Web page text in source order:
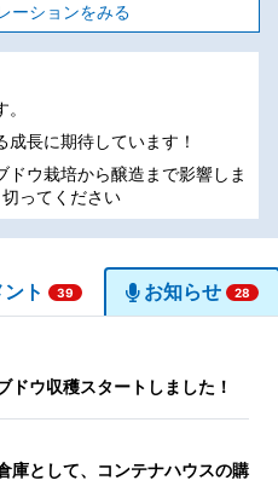
ーションをみる
成長に期待しています！
ドウ栽培から醸造まで影響しま
ってください
ト 39 お知らせ 28
ドウ収穫スタートしました！
庫として、コンテナハウスの購